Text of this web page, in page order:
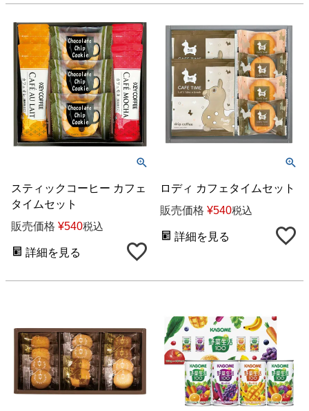
スティックコーヒー カフェ
タイムセット
販売価格 ¥540税込
詳細を見る
ロディ カフェタイムセット
販売価格 ¥540税込
詳細を見る